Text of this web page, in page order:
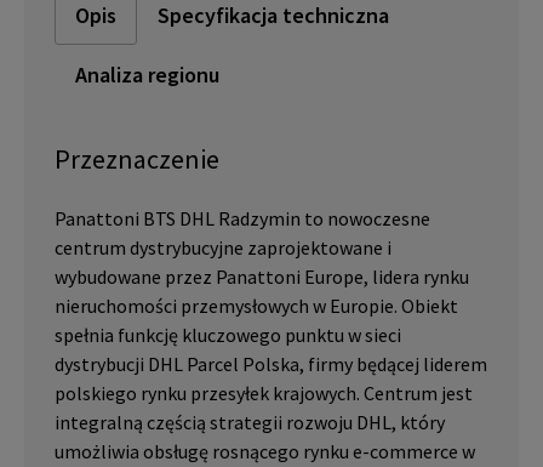
Opis Specyfikacja techniczna
Analiza regionu
Przeznaczenie
Panattoni BTS DHL Radzymin to nowoczesne
centrum dystrybucyjne zaprojektowane i
wybudowane przez Panattoni Europe, lidera rynku
nieruchomości przemysłowych w Europie. Obiekt
spełnia funkcję kluczowego punktu w sieci
dystrybucji DHL Parcel Polska, firmy będącej liderem
polskiego rynku przesyłek krajowych. Centrum jest
integralną częścią strategii rozwoju DHL, który
umożliwia obsługę rosnącego rynku e-commerce w